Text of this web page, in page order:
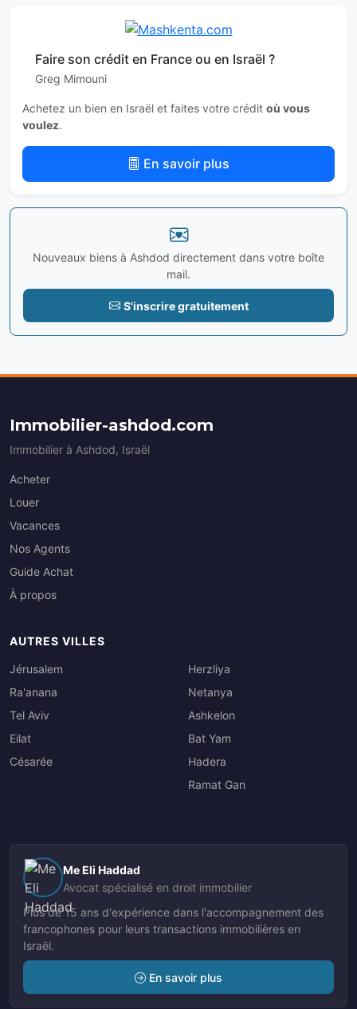
Faire son crédit en France ou en Israël ?
Greg Mimouni
Achetez un bien en Israël et faites votre crédit où vous
voulez.
En savoir plus
Nouveaux biens à Ashdod directement dans votre boîte
mail.
S'inscrire gratuitement
Immobilier-ashdod.com
Immobilier à Ashdod, Israël
Acheter
Louer
Vacances
Nos Agents
Guide Achat
À propos
AUTRES VILLES
Jérusalem
Ra'anana
Tel Aviv
Eilat
Césarée
Herzliya
Netanya
Ashkelon
Bat Yam
Hadera
Ramat Gan
Me Eli Haddad
Avocat spécialisé en droit immobilier
Plus de 15 ans d'expérience dans l'accompagnement des
francophones pour leurs transactions immobilières en
Israël.
En savoir plus